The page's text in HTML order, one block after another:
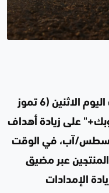
تراجعت أسعار النفط بشكل طفيف اليوم الاثنين (6 تموز
على زيادة أهداف
أغسطس/آب، في الوقت
عبر مضيق
الإمدادات